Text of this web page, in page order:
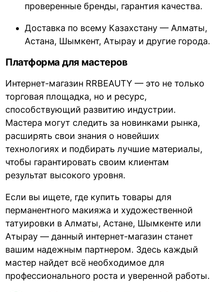
проверенные бренды, гарантия качества.
Доставка по всему Казахстану — Алматы,
Астана, Шымкент, Атырау и другие города.
Платформа для мастеров
Интернет-магазин RRBEAUTY — это не только
торговая площадка, но и ресурс,
способствующий развитию индустрии.
Мастера могут следить за новинками рынка,
расширять свои знания о новейших
технологиях и подбирать лучшие материалы,
чтобы гарантировать своим клиентам
результат высокого уровня.
Если вы ищете, где купить товары для
перманентного макияжа и художественной
татуировки в Алматы, Астане, Шымкенте или
Атырау — данный интернет-магазин станет
вашим надежным партнером. Здесь каждый
мастер найдет всё необходимое для
профессионального роста и уверенной работы.